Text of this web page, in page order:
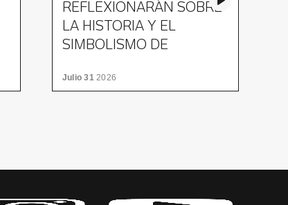
REFLEXIONARÁN SOBRE
LA HISTORIA Y EL
SIMBOLISMO DE
Julio 312026